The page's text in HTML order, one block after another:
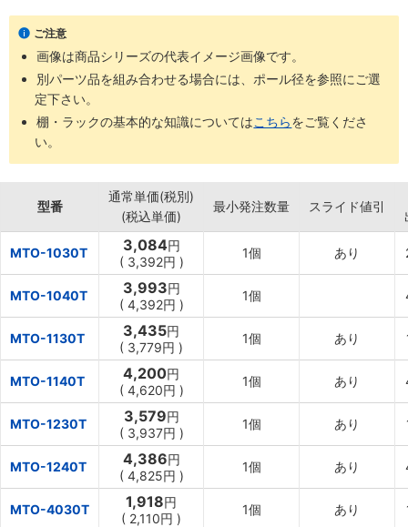
ご注意
画像は商品シリーズの代表イメージ画像です。
別パーツ品を組み合わせる場合には、ポール径を参照にご選
定下さい。
棚・ラックの基本的な知識についてはこちらをご覧くださ
い。
型番
通常単価(税別)
(税込単価)
最小発注数量 スライド値引
MTO-1030T 3,084円
( 3,392円 )
1個 あり
MTO-1040T 3,993円
( 4,392円 )
1個
MTO-1130T 3,435円
( 3,779円 )
1個 あり
MTO-1140T 4,200円
( 4,620円 )
1個 あり
MTO-1230T 3,579円
( 3,937円 )
1個 あり
MTO-1240T 4,386円
( 4,825円 )
1個 あり
MTO-4030T 1,918円
( 2,110円 )
1個 あり